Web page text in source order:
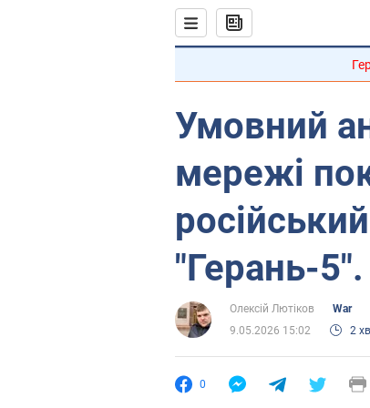
Умовний
мережі
"Герань-
Олексій Лютіков
War
9.05.2026 15:02
2
0